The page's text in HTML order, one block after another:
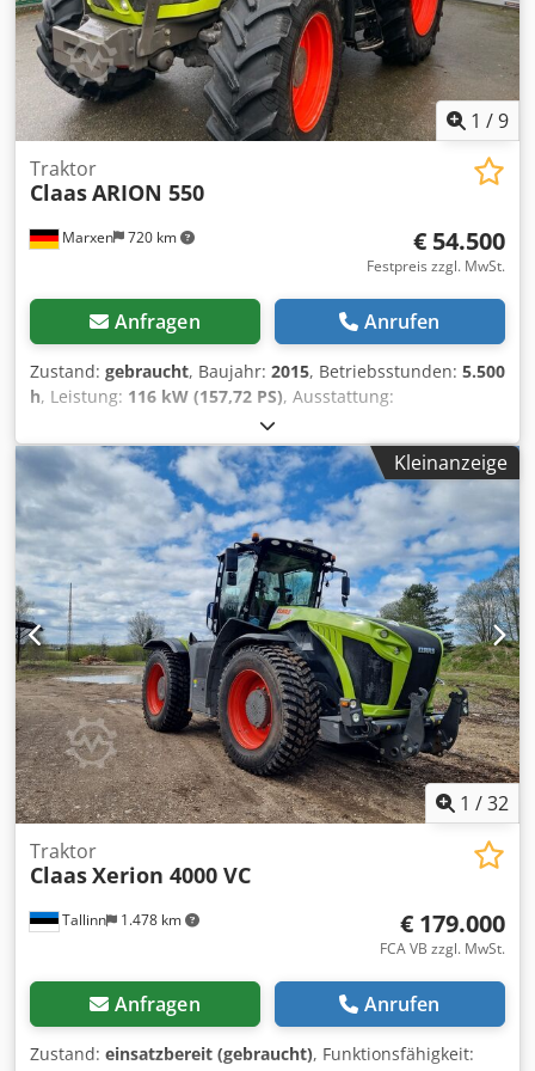
1 /9
Marxen 720 km
Traktor
ClaasARION 550
€ 54.500
Festpreis zzgl. MwSt.
Anfragen Anrufen
Zustand: gebraucht, Baujahr: 2015, Betriebsstunden: 5.500
h, Leistung: 116 kW (157,72 PS), Ausstattung:
Kleinanzeige
1 /32
Tallinn 1.478 km
Traktor
ClaasXerion 4000 VC
€ 179.000
FCA VB zzgl. MwSt.
Anfragen Anrufen
Zustand: einsatzbereit (gebraucht), Funktionsfähigkeit: